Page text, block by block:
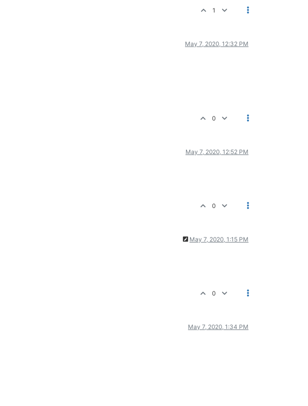
1
May 7, 2020, 12:32 PM
0
May 7, 2020, 12:52 PM
0
May 7, 2020, 1:15 PM
0
May 7, 2020, 1:34 PM